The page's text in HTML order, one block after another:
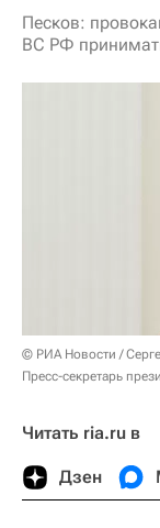
Песков:
ВС РФ
© РИА Новости /
Пресс-секретарь
Читать ria.ru в
Дзен